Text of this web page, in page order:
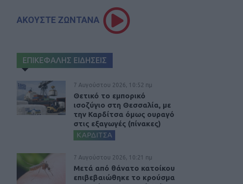
ΑΚΟΥΣΤΕ ΖΩΝΤΑΝΑ
ΕΠΙΚΕΦΑΛΗΣ ΕΙΔΗΣΕΙΣ
7 Αυγούστου 2026, 10:52 πμ
Θετικό το εμπορικό
ισοζύγιο στη Θεσσαλία, με
την Καρδίτσα όμως ουραγό
στις εξαγωγές (πίνακες)
ΚΑΡΔΙΤΣΑ
7 Αυγούστου 2026, 10:21 πμ
Μετά από θάνατο κατοίκου
επιβεβαιώθηκε το κρούσμα